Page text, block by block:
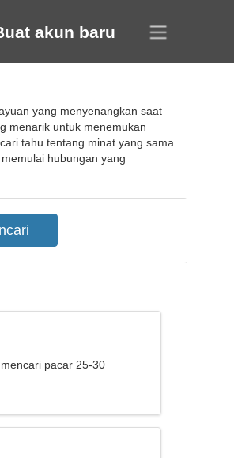
akun baru
yang menyenangkan saat
menarik untuk menemukan
tahu tentang minat yang sama
hubungan yang
pacar 25-30